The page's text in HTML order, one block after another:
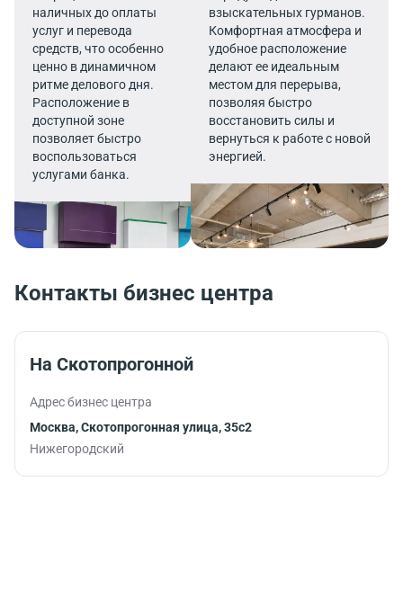
наличных до оплаты
услуг и перевода
средств, что особенно
ценно в динамичном
ритме делового дня.
Расположение в
доступной зоне
позволяет быстро
воспользоваться
услугами банка.
взыскательных гурманов.
Комфортная атмосфера и
удобное расположение
делают ее идеальным
местом для перерыва,
позволяя быстро
восстановить силы и
вернуться к работе с новой
энергией.
Контакты бизнес центра
На Скотопрогонной
Адрес бизнес центра
Москва, Скотопрогонная улица, 35с2
Нижегородский